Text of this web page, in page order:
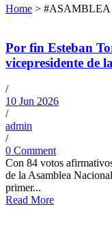
Home > #ASAMBLEA
Por fin Esteban
vicepresidente de
/
10 Jun 2026
/
admin
/
0 Comment
Con 84 votos
de la Asamblea
primer...
Read More